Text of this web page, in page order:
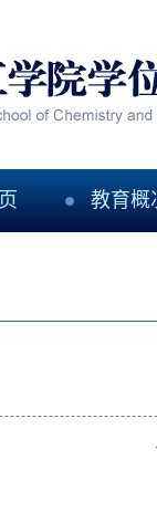
教育概